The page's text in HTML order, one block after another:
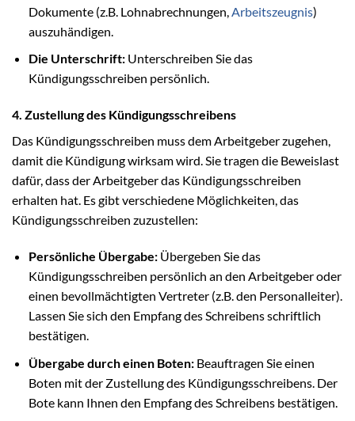
Dokumente (z.B. Lohnabrechnungen, Arbeitszeugnis)
auszuhändigen.
Die Unterschrift:Unterschreiben Sie das
Kündigungsschreiben persönlich.
4. Zustellung des Kündigungsschreibens
Das Kündigungsschreiben muss dem Arbeitgeber zugehen,
damit die Kündigung wirksam wird. Sie tragen die Beweislast
dafür, dass der Arbeitgeber das Kündigungsschreiben
erhalten hat. Es gibt verschiedene Möglichkeiten, das
Kündigungsschreiben zuzustellen:
Persönliche Übergabe:Übergeben Sie das
Kündigungsschreiben persönlich an den Arbeitgeber oder
einen bevollmächtigten Vertreter (z.B. den Personalleiter).
Lassen Sie sich den Empfang des Schreibens schriftlich
bestätigen.
Übergabe durch einen Boten:Beauftragen Sie einen
Boten mit der Zustellung des Kündigungsschreibens. Der
Bote kann Ihnen den Empfang des Schreibens bestätigen.